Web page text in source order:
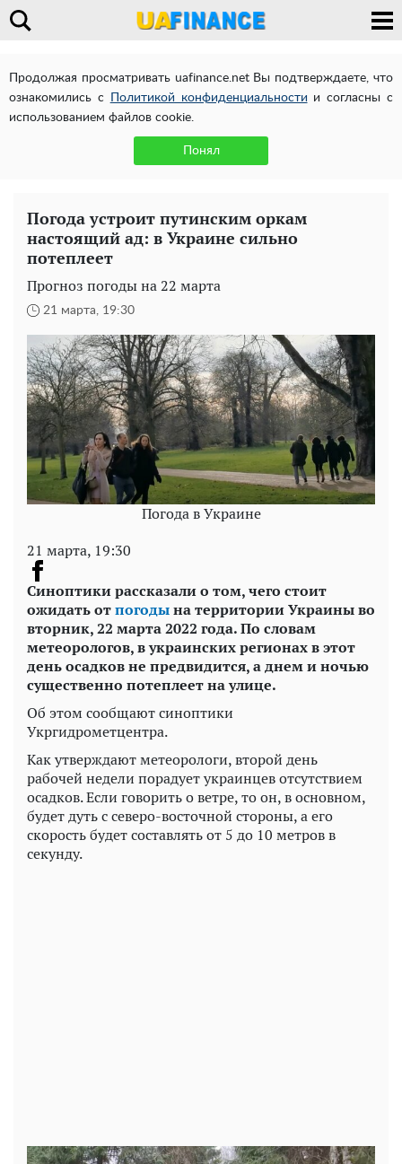
Продолжая просматривать uafinance.net Вы подтверждаете, что
ознакомились с
Политикой конфиденциальности и согласны с
использованием файлов cookie.
Понял
Погода устроит путинским оркам
настоящий ад: в Украине сильно
потеплеет
Прогноз погоды на 22 марта
21 марта, 19:30
Погода в Украине
21 марта, 19:30
Синоптики рассказали о том, чего стоит
ожидать отпогодына территории Украины во
вторник, 22 марта 2022 года. По словам
метеорологов, в украинских регионах в этот
день осадков не предвидится, а днем и ночью
существенно потеплеет на улице.
Об этом сообщают синоптики
Укргидрометцентра.
Как утверждают метеорологи, второй день
рабочей недели порадует украинцев отсутствием
осадков. Если говорить о ветре, то он, в основном,
будет дуть с северо-восточной стороны, а его
скорость будет составлять от 5 до 10 метров в
секунду.